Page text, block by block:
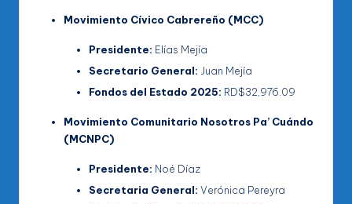
Movimiento Cívico Cabrereño (MCC)
Presidente: Elías Mejía
Secretario General: Juan Mejía
Fondos del Estado 2025: RD$32,976.09
Movimiento Comunitario Nosotros Pa’ Cuándo
(MCNPC)
Presidente: Noé Díaz
Secretaria General: Verónica Pereyra